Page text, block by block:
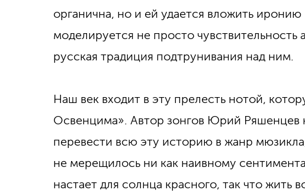
органична, но и ей удается вложить
моделируется не просто
русская традиция подтрунивания над ним.
Наш век входит в эту прелесть нотой,
Освенцима». Автор зонгов Юрий Ряшенцев
перевести всю эту историю в жанр
не мерещилось ни как наивному
настает для солнца красного, так что жить